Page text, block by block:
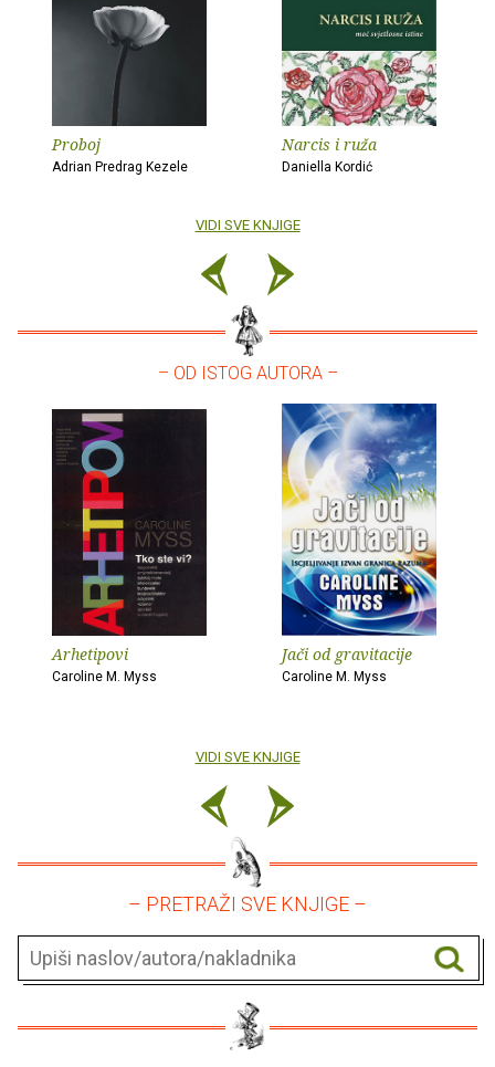
Proboj
Adrian Predrag Kezele
Narcis i ruža
Daniella Kordić
VIDI SVE KNJIGE
– OD ISTOG AUTORA –
Arhetipovi
Caroline M. Myss
Jači od gravitacije
Caroline M. Myss
VIDI SVE KNJIGE
– PRETRAŽI SVE KNJIGE –